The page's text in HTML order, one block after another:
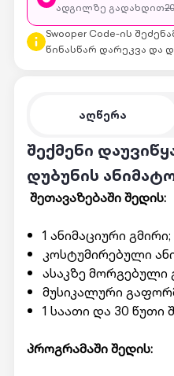
აღწერა
შექმენი
დუბუნის
შეთავაზებაში შედის:
1 ანიმაციური გმირი;
კოსტუმირებული
ასაკზე
მუსიკალური
1 საათი და 30 წუთი
პროგრამაში შედის:
ადგილზე გადახდით
Swooper Code-ის
წინასწარ დარეკვა და